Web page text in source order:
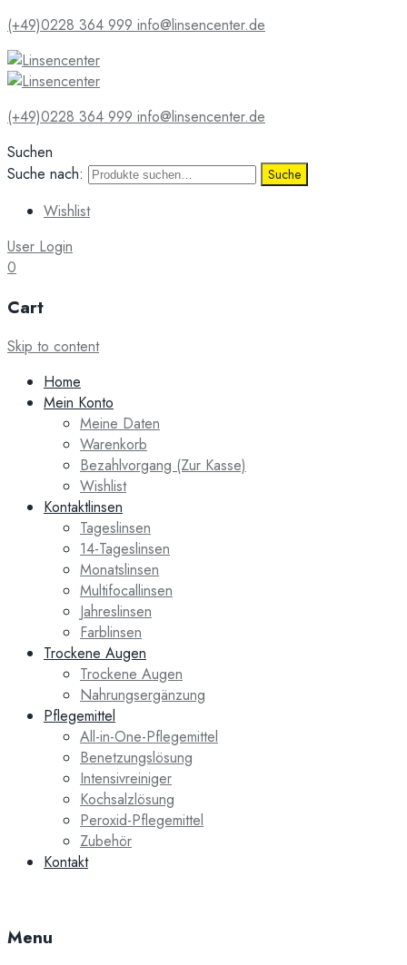
(+49)0228 364 999 info@linsencenter.de
(+49)0228 364 999 info@linsencenter.de
Suchen
Suche nach:
Suche
Wishlist
User Login
0
Cart
Skip to content
Home
Mein Konto
Meine Daten
Warenkorb
Bezahlvorgang (Zur Kasse)
Wishlist
Kontaktlinsen
Tageslinsen
14-Tageslinsen
Monatslinsen
Multifocallinsen
Jahreslinsen
Farblinsen
Trockene Augen
Trockene Augen
Nahrungsergänzung
Pflegemittel
All-in-One-Pflegemittel
Benetzungslösung
Intensivreiniger
Kochsalzlösung
Peroxid-Pflegemittel
Zubehör
Kontakt
Menu